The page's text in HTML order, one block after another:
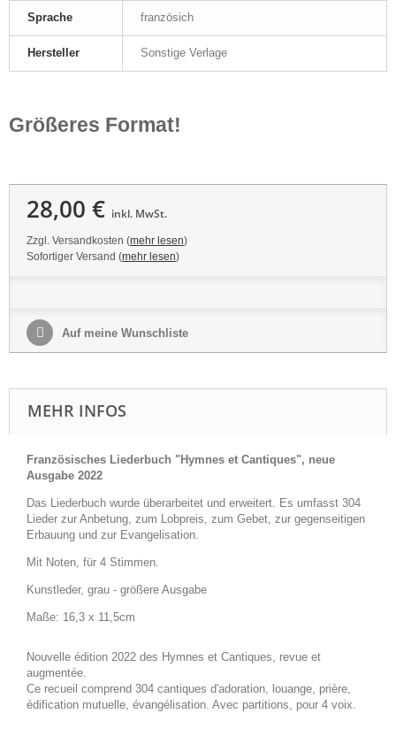
Sprache französich
Hersteller Sonstige Verlage
Größeres Format!
28,00 € inkl. MwSt.
Zzgl. Versandkosten (mehr lesen)
Sofortiger Versand (mehr lesen)
Auf meine Wunschliste
MEHR INFOS
Französisches Liederbuch "Hymnes et Cantiques", neue
Ausgabe 2022
Das Liederbuch wurde überarbeitet und erweitert. Es umfasst 304
Lieder zur Anbetung, zum Lobpreis, zum Gebet, zur gegenseitigen
Erbauung und zur Evangelisation.
Mit Noten, für 4 Stimmen.
Kunstleder, grau - größere Ausgabe
Maße: 16,3 x 11,5cm
Nouvelle édition 2022 des Hymnes et Cantiques, revue et
augmentée.
Ce recueil comprend 304 cantiques d'adoration, louange, prière,
édification mutuelle, évangélisation. Avec partitions, pour 4 voix.